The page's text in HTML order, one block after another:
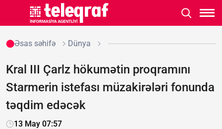
Əsas səhifə Dünya
Kral III Çarlz hökumətin proqramını
Starmerin istefası müzakirələri fonunda
təqdim edəcək
13 May 07:57